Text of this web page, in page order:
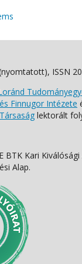
ISSN
Finnugor Intézete
lektorált
BTK Kari Kiválósági
Alap.